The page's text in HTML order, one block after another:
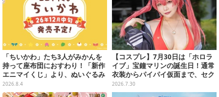
「ちいかわ」たち3人がみかんを
持って座布団におすわり！「新作
エニマイくじ」より、ぬいぐるみ
画像が初公開
2026.8.4
【コスプレ】7月30日は「ホロラ
イブ」宝鐘マリンの誕生日！通常
衣装からパイパイ仮面まで、セク
シーで可愛い美女レイヤーまとめ
【写真42枚】
2026.7.30